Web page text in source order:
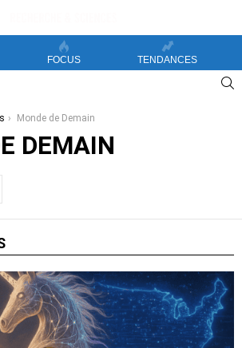
FOCUS TENDANCES
Monde de Demain
DEMAIN